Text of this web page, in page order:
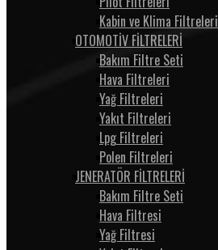
Kabin ve Klima Filtreleri
OTOMOTİV FİLTRELERİ
Bakım Filtre Seti
Hava Filtreleri
Yağ Filtreleri
Yakıt Filtreleri
Lpg Filtreleri
Polen Filtreleri
JENERATÖR FİLTRELERİ
Bakım Filtre Seti
Hava Filtresi
Yağ Filtresi